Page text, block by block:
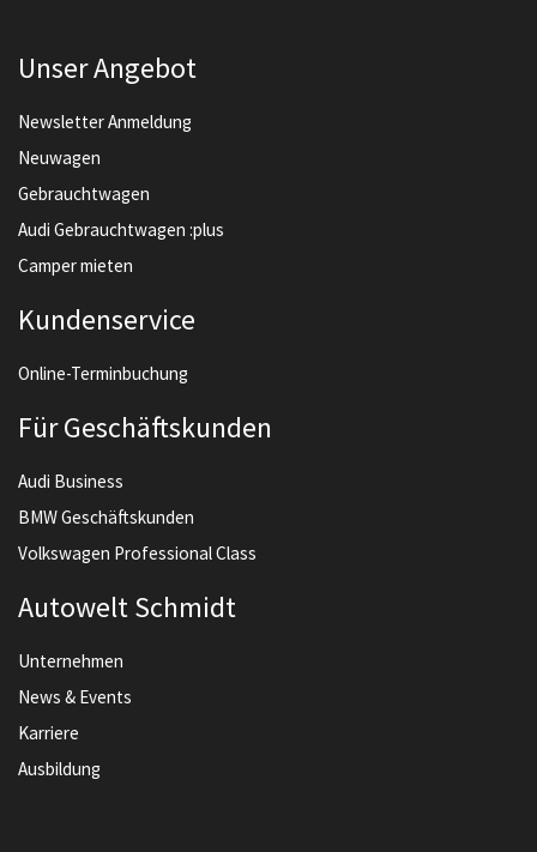
Unser Angebot
Newsletter Anmeldung
Neuwagen
Gebrauchtwagen
Audi Gebrauchtwagen :plus
Camper mieten
Kundenservice
Online-Terminbuchung
Für Geschäftskunden
Audi Business
BMW Geschäftskunden
Volkswagen Professional Class
Autowelt Schmidt
Unternehmen
News & Events
Karriere
Ausbildung